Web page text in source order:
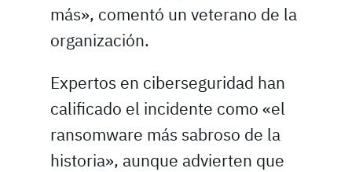
más», comentó un veterano de la
organización.
Expertos en ciberseguridad han
calificado el incidente como «el
ransomware más sabroso de la
historia», aunque advierten que